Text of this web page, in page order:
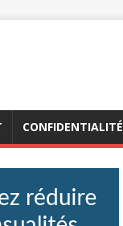
CONFIDENTIALITÉ